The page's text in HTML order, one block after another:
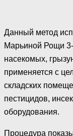
Данный метод
Марьиной Рощи
насекомых,
применяется с
складских
пестицидов,
оборудования.
Процедура